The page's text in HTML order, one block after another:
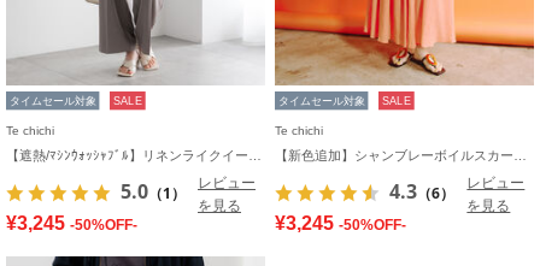
タイムセール対象 SALE
Te chichi
5.0 （1）
レビュー
を見る
¥3,245 -50%OFF-
タイムセール対象 SALE
Te chichi
4.3 （6）
レビュー
を見る
¥3,245 -50%OFF-